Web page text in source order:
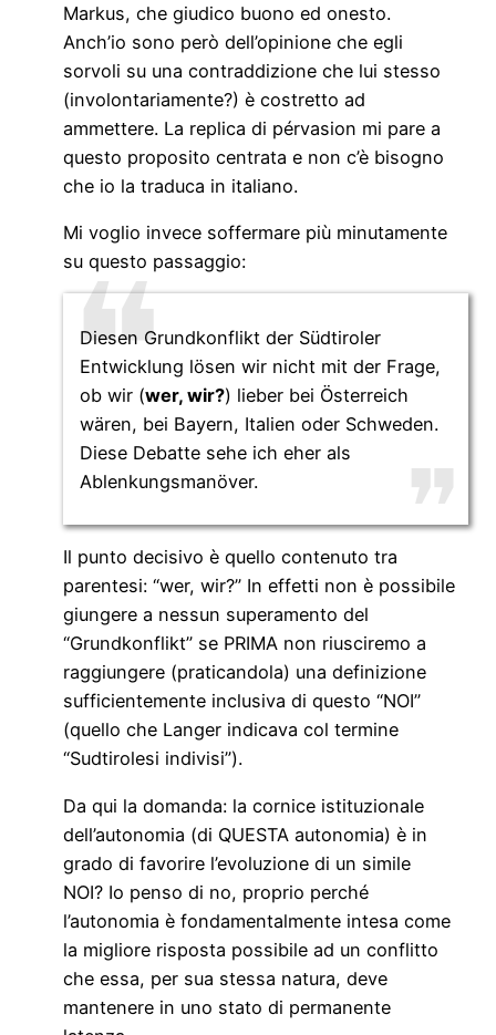
Markus, che giudico buono ed onesto.
Anch’io sono però dell’opinione che egli
sorvoli su una contraddizione che lui stesso
(involontariamente?) è costretto ad
ammettere. La replica di pérvasion mi pare a
questo proposito centrata e non c’è bisogno
che io la traduca in italiano.
Mi voglio invece soffermare più minutamente
su questo passaggio:
Diesen Grundkonflikt der Südtiroler
Entwicklung lösen wir nicht mit der Frage,
ob wir (wer, wir?) lieber bei Österreich
wären, bei Bayern, Italien oder Schweden.
Diese Debatte sehe ich eher als
Ablenkungsmanöver.
Il punto decisivo è quello contenuto tra
parentesi: “wer, wir?” In effetti non è possibile
giungere a nessun superamento del
“Grundkonflikt” se PRIMA non riusciremo a
raggiungere (praticandola) una definizione
sufficientemente inclusiva di questo “NOI”
(quello che Langer indicava col termine
“Sudtirolesi indivisi”).
Da qui la domanda: la cornice istituzionale
dell’autonomia (di QUESTA autonomia) è in
grado di favorire l’evoluzione di un simile
NOI? Io penso di no, proprio perché
l’autonomia è fondamentalmente intesa come
la migliore risposta possibile ad un conflitto
che essa, per sua stessa natura, deve
mantenere in uno stato di permanente